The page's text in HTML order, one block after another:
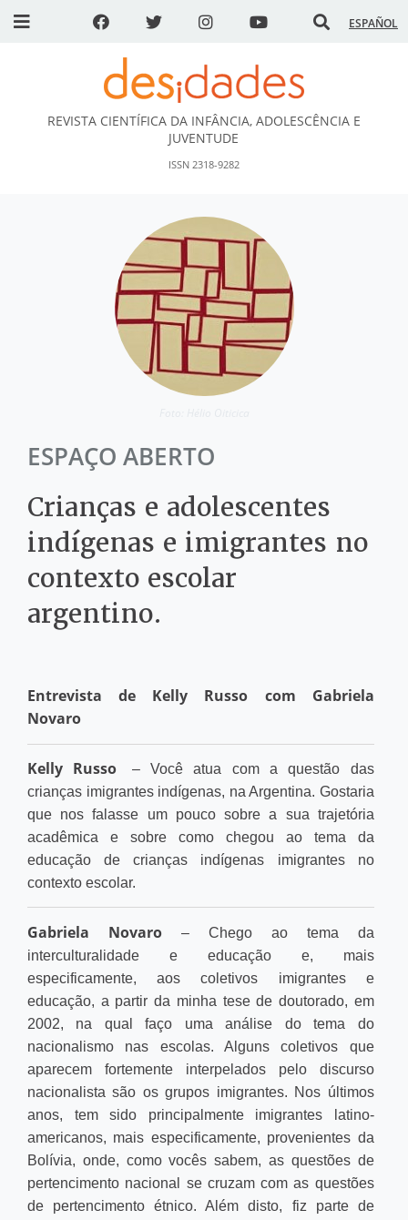
ESPAÑOL
DESidades
REVISTA CIENTÍFICA DA INFÂNCIA, ADOLESCÊNCIA E
JUVENTUDE
ISSN 2318-9282
ESPAÇO ABERTO
Crianças e adolescentes
indígenas e imigrantes no
contexto escolar
argentino.
Entrevista de Kelly Russo com Gabriela
Novaro
Kelly Russo
– Você atua com a questão das
crianças imigrantes indígenas, na Argentina. Gostaria
que nos falasse um pouco sobre a sua trajetória
acadêmica e sobre como chegou ao tema da
educação de crianças indígenas imigrantes no
contexto escolar.
Gabriela Novaro– Chego ao tema da
interculturalidade e educação e, mais
especificamente, aos coletivos imigrantes e
educação, a partir da minha tese de doutorado, em
2002, na qual faço uma análise do tema do
nacionalismo nas escolas. Alguns coletivos que
aparecem fortemente interpelados pelo discurso
nacionalista são os grupos imigrantes. Nos últimos
anos, tem sido principalmente imigrantes latino-
americanos, mais especificamente, provenientes da
Bolívia, onde, como vocês sabem, as questões de
pertencimento nacional se cruzam com as questões
de pertencimento étnico. Além disto, fiz parte de